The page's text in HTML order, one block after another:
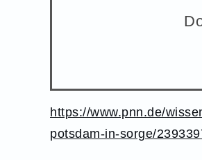
https://www.pnn.de/
potsdam-in-sorge/